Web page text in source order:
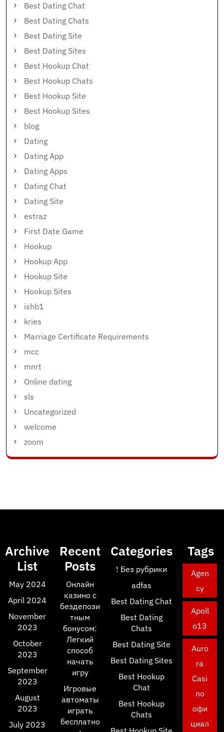
Best Dating Chat
Best Dating Chats
Best Dating Site
Best Dating Sites
Best Hookup Chat
Best Hookup Chats
Best Hookup Site
Best Hookup Sites
blog
Dating
Dating App
Dating Apps
Dating Chat
Dating Site
estraz
First Date Game
Hookup
Hookup App
Hookup Site
Hookup Sites
ishb1
kries
Marriage Certificate Requirements
mcc
mnrt
Online dating
sls
Uncategorized
welcome
zoom
Archive
List
May 2024
April 2024
November
2023
October
2023
September
2023
August
2023
July 2023
Recent
Posts
Онлайн
казино с
бездепози
тным
бонусом:
Легкий
способ
начать
игру
Игровые
автоматы
играть
бесплатно
Categories
! Без рубрики
adfas
Best Dating Chat
Best Dating
Chats
Best Dating Site
Best Dating Sites
Best Hookup
Chat
Best Hookup
Chats
Tags
Agen
cy
Apoll
o13
Auro
ra
Casi
no
офи
циал